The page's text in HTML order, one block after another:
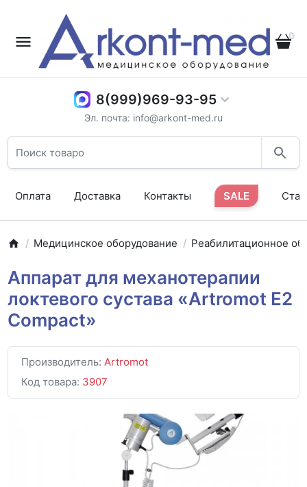
0
8(999)969-93-95
Эл. почта: info@arkont-med.ru
Оплата Доставка Контакты SALE
Медицинское оборудование Реабилитационное
Аппарат для механотерапии
локтевого сустава «Artromot E2
Compact»
Производитель: Artromot
Код товара: 3907